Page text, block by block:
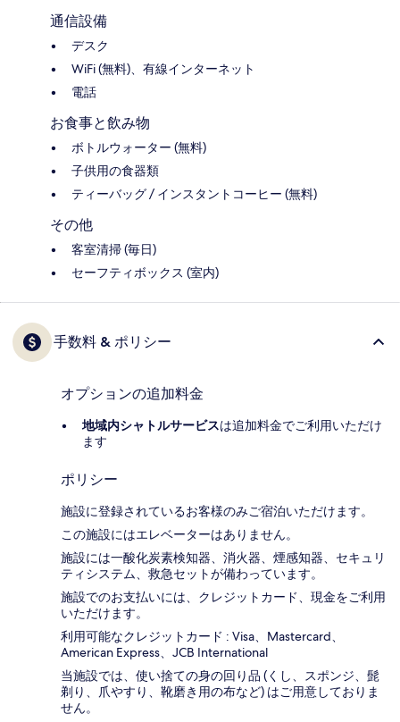
通信設備
デスク
WiFi (無料)、有線インターネット
電話
お食事と飲み物
ボトルウォーター (無料)
子供用の食器類
ティーバッグ / インスタントコーヒー (無料)
その他
客室清掃 (毎日)
セーフティボックス (室内)
手数料 & ポリシー
オプションの追加料金
地域内シャトルサービスは追加料金でご利用いただけ
ます
ポリシー
施設に登録されているお客様のみご宿泊いただけます。
この施設にはエレベーターはありません。
施設には一酸化炭素検知器、消火器、煙感知器、セキュリ
ティシステム、救急セットが備わっています。
施設でのお支払いには、クレジットカード、現金をご利用
いただけます。
利用可能なクレジットカード : Visa、Mastercard、
American Express、JCB International
当施設では、使い捨ての身の回り品 (くし、スポンジ、髭
剃り、爪やすり、靴磨き用の布など) はご用意しておりま
せん。